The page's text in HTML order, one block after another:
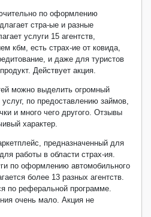
по оформлению
стра-ые и разные
услуги 15 агентств,
кбм, есть страх-ие от ковида,
и даже для туристов
Действует акция.
можно выделить огромный
по предоставлению займов,
и много чего другого. Отзывы
характер.
предназначенный для
работы в области страх-ия.
по оформлению автомобильного
более 13 разных агентств.
по реферальной программе.
очень мало. Акция не